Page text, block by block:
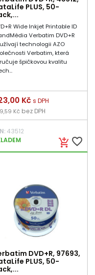
PLUS, 50-
Wide Inkjet Printable ID
Verbatim DVD+R
technologii AZO
Verbatim, která
špičkovou kvalitu
add_shopping_cart favorite_border
Kč s DPH
Kč bez DPH
43512
DVD+R, 97693,
PLUS, 50-